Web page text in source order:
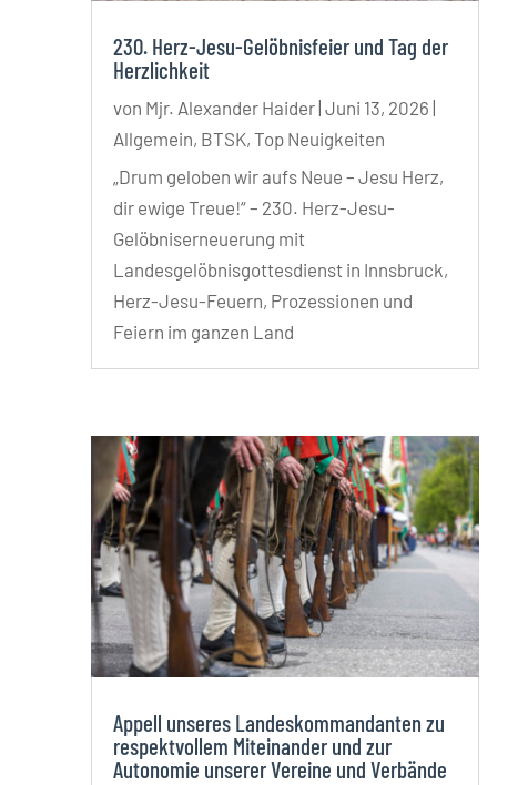
230. Herz-Jesu-Gelöbnisfeier und Tag der
Herzlichkeit
von Mjr. Alexander Haider Juni 13, 2026
Allgemein, BTSK, Top Neuigkeiten
„Drum geloben wir aufs Neue – Jesu Herz,
dir ewige Treue!“ – 230. Herz-Jesu-
Gelöbniserneuerung mit
Landesgelöbnisgottesdienst in Innsbruck,
Herz-Jesu-Feuern, Prozessionen und
Feiern im ganzen Land
Appell unseres Landeskommandanten zu
respektvollem Miteinander und zur
Autonomie unserer Vereine und Verbände